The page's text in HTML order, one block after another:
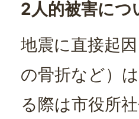
2人的被害につ
地震に直接起
の骨折など）
る際は市役所